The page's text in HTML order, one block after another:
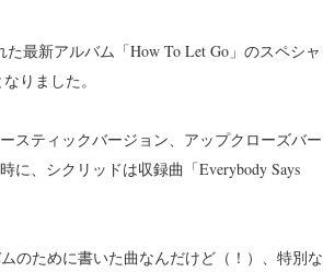
最新アルバム「How To Let Go」のスペシャ
りました。
スティックバージョン、アップクローズバー
、シクリッドは収録曲「Everybody Says
のために書いた曲なんだけど（！）、特別な